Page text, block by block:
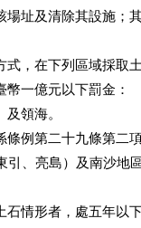
該場址及清除其設施；
方式，在下列區域採取
幣一億元以下罰金：
及領海。
係條例第二十九條第二
東引、亮島）及南沙
土石情形者，處五年以